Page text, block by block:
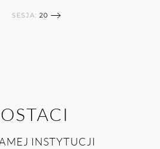
SESJA: 20
INSTYTUCJI